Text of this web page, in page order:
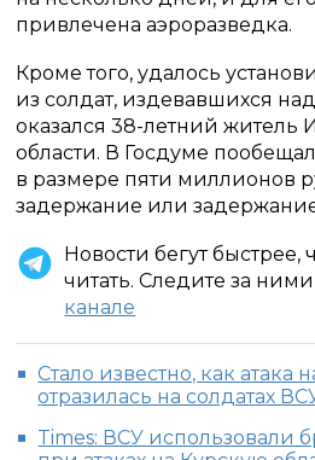
привлечена аэроразведка.
Кроме того, удалось
из солдат, издевавшихся
оказался 38-летний житель
области. В Госдуме
в размере пяти миллионов
задержание или
Новости бегут быстрее,
читать. Следите за
канале
Стало известно, как атака
отразилась на солдатах
Times: ВСУ использовали